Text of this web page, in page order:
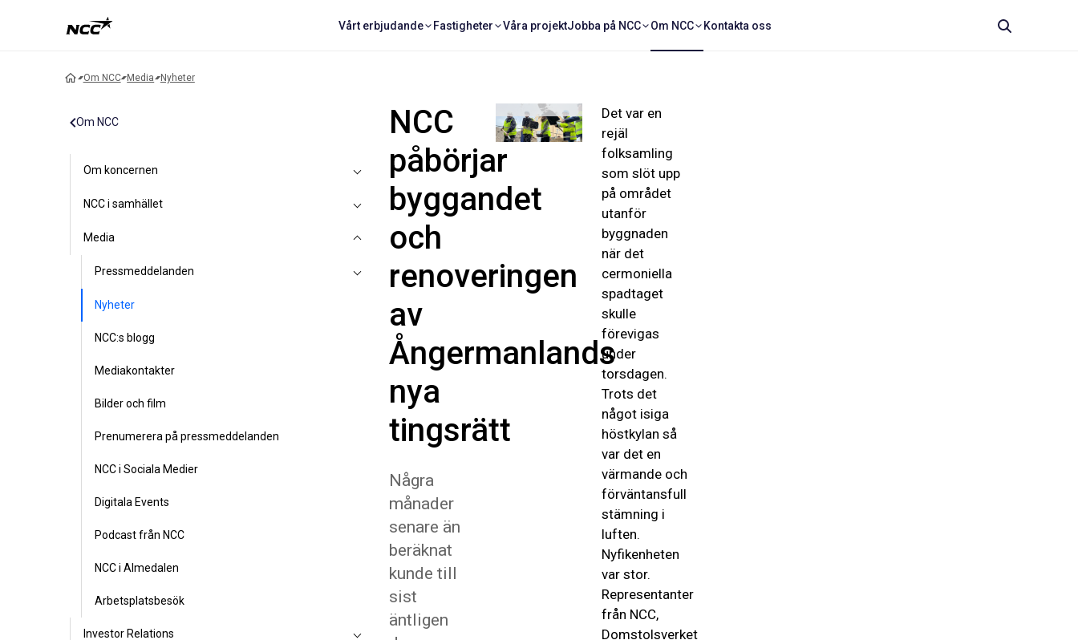
Vårt erbjudande Fastigheter Våra projektJobba på NCC Om NCC Kontakta oss
Om NCC Media Nyheter
Om NCC
Om koncernen
NCC i samhället
Media
Pressmeddelanden
Nyheter
NCC:s blogg
Mediakontakter
Bilder och film
Prenumerera på pressmeddelanden
NCC i Sociala Medier
Digitala Events
Podcast från NCC
NCC i Almedalen
Arbetsplatsbesök
Investor Relations
NCC
påbörjar
byggandet
och
renoveringen
av
Ångermanlands
nya
tingsrätt
Några
månader
senare än
beräknat
kunde till
sist
äntligen
första cermoniella
Det var en
rejäl
folksamling
som slöt upp
på området
utanför
byggnaden
när det
cermoniella
spadtaget
skulle
förevigas
under
torsdagen.
Trots det
något isiga
höstkylan så
var det en
värmande och
förväntansfull
stämning i
luften.
Nyfikenheten
var stor.
Representanter
från NCC,
Domstolsverket